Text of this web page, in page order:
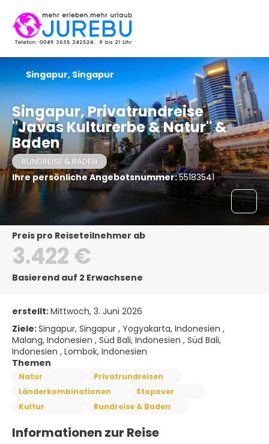
Singapur, Privatrundreise
"Javas Kulturerbe & Natur" &
Baden
RUNDREISE & BADEN
Ihre persönliche Angebotsnummer:55183541
Singapur, Singapur
Preis pro Reiseteilnehmer ab
3.422 €
Basierend auf 2 Erwachsene
erstellt:Mittwoch, 3. Juni 2026
Ziele:Singapur, Singapur , Yogyakarta, Indonesien ,
Malang, Indonesien , Süd Bali, Indonesien , Süd Bali,
Indonesien , Lombok, Indonesien
Themen
Natur
Privatrundreisen
Länderkombinationen
Stopover
Kultur
Rundreise & Baden
Informationen zur Reise